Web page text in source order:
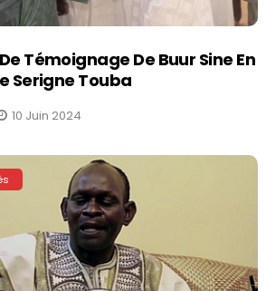
Témoignage De Buur Sine En
Serigne Touba
10 Juin 2024